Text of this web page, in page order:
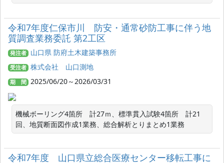
令和7年度仁保市川 防安・通常砂防工事に伴う地
質調査業務委託 第2工区
発注者 山口県 防府土木建築事務所
受注者 株式会社 山口測地
期 間 2025/06/20～2026/03/31
機械ボーリング4箇所　計27ｍ、標準貫入試験4箇所　計21
回、地質断面図作成1業務、総合解析とりまとめ1業務
令和7年度 山口県立総合医療センター移転工事に